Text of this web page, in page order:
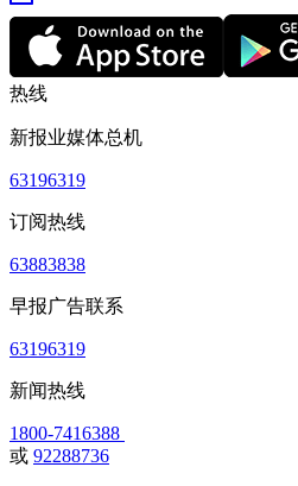
热线
新报业媒体总机
63196319
订阅热线
63883838
早报广告联系
63196319
新闻热线
1800-7416388
或 92288736